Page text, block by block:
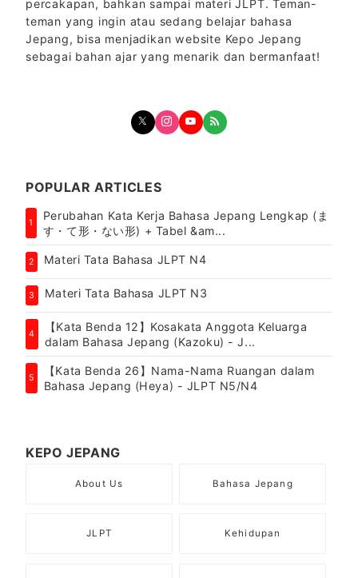
percakapan, bahkan sampai materi JLPT. Teman-
teman yang ingin atau sedang belajar bahasa
Jepang, bisa menjadikan website Kepo Jepang
sebagai bahan ajar yang menarik dan bermanfaat!
POPULAR ARTICLES
1
Perubahan Kata Kerja Bahasa Jepang Lengkap (ま
す・て形・ない形) + Tabel &am...
2 Materi Tata Bahasa JLPT N4
3 Materi Tata Bahasa JLPT N3
4
【Kata Benda 12】Kosakata Anggota Keluarga
dalam Bahasa Jepang (Kazoku) - J...
5
【Kata Benda 26】Nama-Nama Ruangan dalam
Bahasa Jepang (Heya) - JLPT N5/N4
KEPO JEPANG
About Us Bahasa Jepang
JLPT Kehidupan